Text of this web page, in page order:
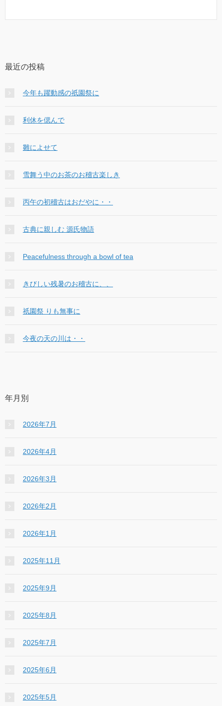
最近の投稿
今年も躍動感の祇園祭に
利休を偲んで
雛によせて
雪舞う中のお茶のお稽古楽しき
丙午の初稽古はおだやに・・
古典に親しむ 源氏物語
Peacefulness through a bowl of tea
きびしい残暑のお稽古に、、
祇園祭 りも無事に
今夜の天の川は・・
年月別
2026年7月
2026年4月
2026年3月
2026年2月
2026年1月
2025年11月
2025年9月
2025年8月
2025年7月
2025年6月
2025年5月